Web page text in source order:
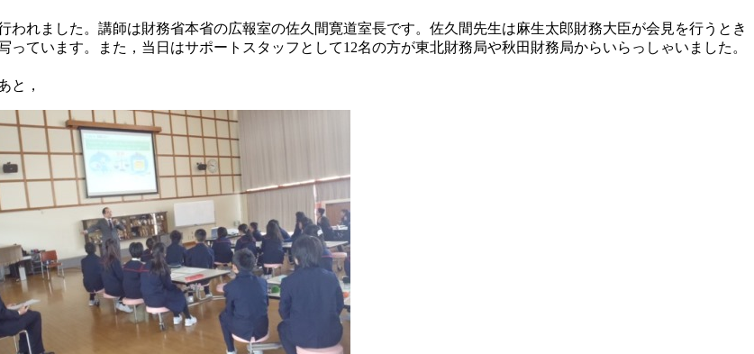
われました。講師は財務省本省の広報室の佐久間寛道室長です。佐久間先生は麻生太郎財務大臣が会見を行うとき
ています。また，当日はサポートスタッフとして12名の方が東北財務局や秋田財務局からいらっしゃいました。
と，